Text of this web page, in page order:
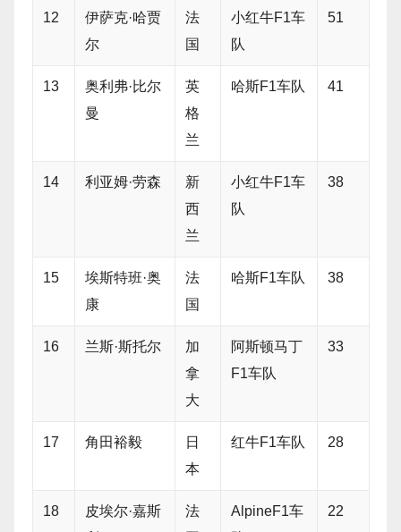
12
伊萨克·哈贾
尔
法
国
小红牛F1车
队
51
13
奥利弗·比尔
曼
英
格
兰
哈斯F1车队 41
14 利亚姆·劳森
新
西
兰
小红牛F1车
队
38
15
埃斯特班·奥
康
法
国
哈斯F1车队 38
16 兰斯·斯托尔
加
拿
大
阿斯顿马丁
F1车队
33
17 角田裕毅
日
本
红牛F1车队 28
18
皮埃尔·嘉斯
法
AlpineF1车
22